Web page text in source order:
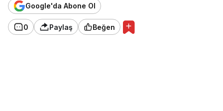
Google'da Abone Ol
0 Paylaş Beğen